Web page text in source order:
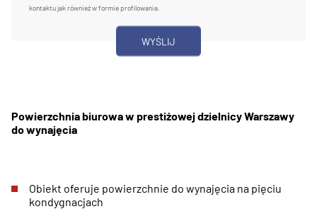
kontaktu jak również w formie profilowania.
Powierzchnia biurowa w prestiżowej dzielnicy Warszawy
do wynajęcia
Obiekt oferuje powierzchnie do wynajęcia na pięciu
kondygnacjach